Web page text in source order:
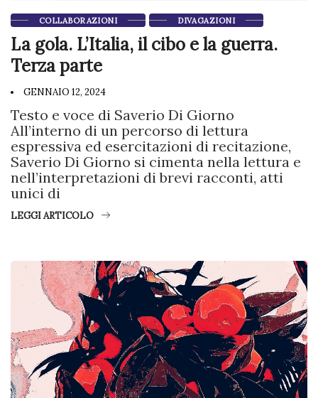
COLLABORAZIONI DIVAGAZIONI
La gola. L’Italia, il cibo e la guerra.
Terza parte
GENNAIO 12, 2024
Testo e voce di Saverio Di Giorno
All’interno di un percorso di lettura
espressiva ed esercitazioni di recitazione,
Saverio Di Giorno si cimenta nella lettura e
nell’interpretazioni di brevi racconti, atti
unici di
LEGGI ARTICOLO